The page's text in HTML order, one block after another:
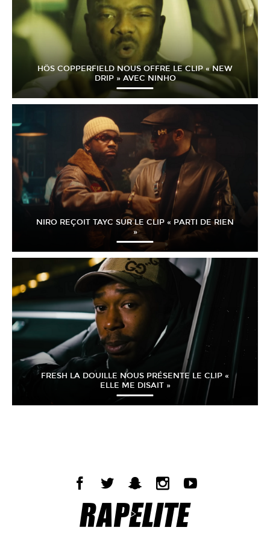
HÖS COPPERFIELD NOUS OFFRE LE CLIP « NEW
DRIP » AVEC NINHO
NIRO REÇOIT TAYC SUR LE CLIP « PARTI DE RIEN
»
FRESH LA DOUILLE NOUS PRÉSENTE LE CLIP «
ELLE ME DISAIT »